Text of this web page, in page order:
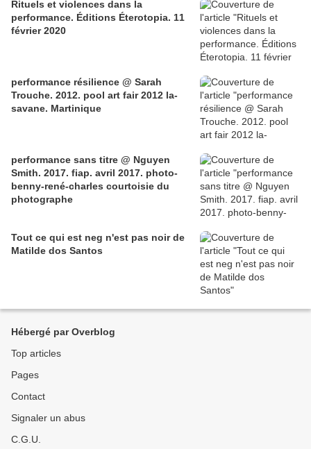
Rituels et violences dans la
performance. Éditions Éterotopia. 11
février 2020
performance résilience @ Sarah
Trouche. 2012. pool art fair 2012 la-
savane. Martinique
performance sans titre @ Nguyen
Smith. 2017. fiap. avril 2017. photo-
benny-rené-charles courtoisie du
photographe
Tout ce qui est neg n'est pas noir de
Matilde dos Santos
Hébergé par Overblog
Top articles
Pages
Contact
Signaler un abus
C.G.U.